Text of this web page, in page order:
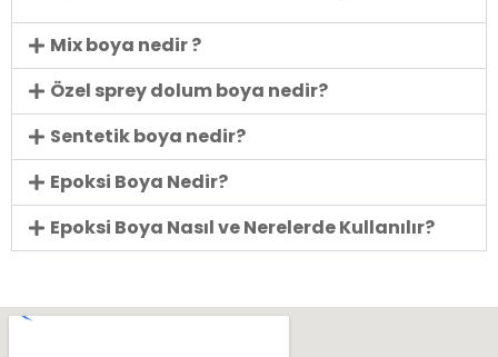
Mix boya nedir ?
Özel sprey dolum boya nedir?
Sentetik boya nedir?
Epoksi Boya Nedir?
Epoksi Boya Nasıl ve Nerelerde Kullanılır?